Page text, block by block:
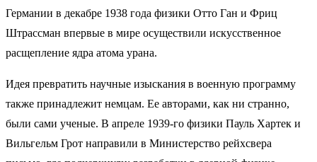
Германии в декабре 1938 года физики Отто Ган и Фриц
Штрассман впервые в мире осуществили искусственное
расщепление ядра атома урана.
Идея превратить научные изыскания в военную программу
также принадлежит немцам. Ее авторами, как ни странно,
были сами ученые. В апреле 1939-го физики Пауль Хартек и
Вильгельм Грот направили в Министерство рейхсвера